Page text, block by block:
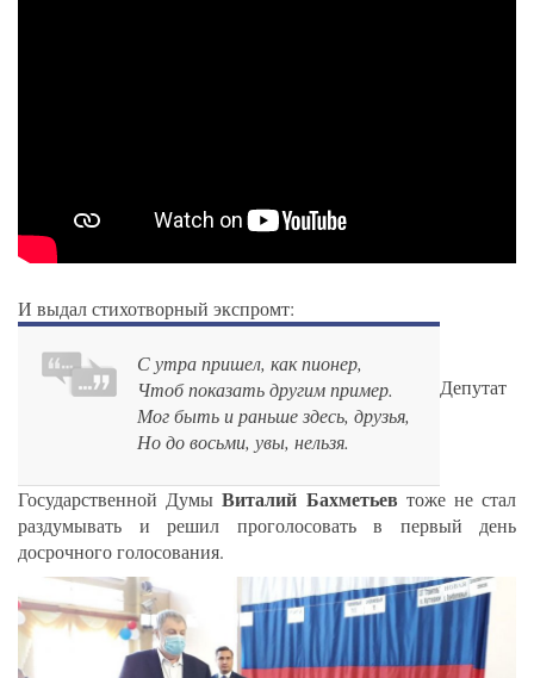
И выдал стихотворный экспромт:
С утра пришел, как пионер,
Чтоб показать другим пример.
Мог быть и раньше здесь, друзья,
Но до восьми, увы, нельзя.
Депутат
Государственной ДумыВиталий Бахметьев тоже не стал
раздумывать и решил проголосовать в первый день
досрочного голосования.